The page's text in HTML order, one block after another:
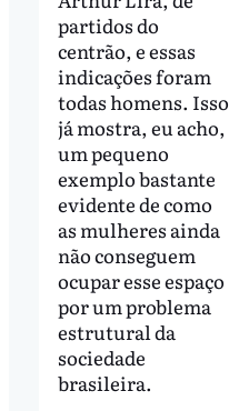
partidos do
centrão, e essas
indicações foram
todas homens. Isso
já mostra, eu acho,
um pequeno
exemplo bastante
evidente de como
as mulheres ainda
não conseguem
ocupar esse espaço
por um problema
estrutural da
sociedade
brasileira.